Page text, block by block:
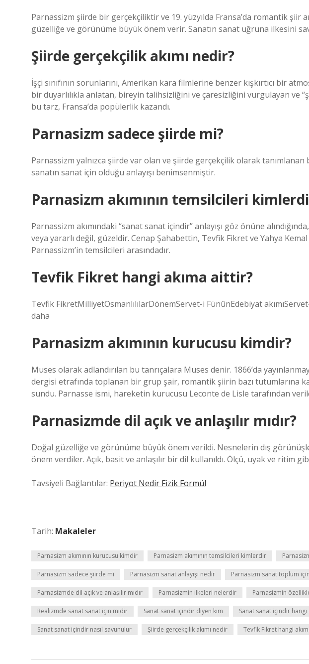
Parnassizm şiirde bir gerçekçiliktir ve 19. yüzyılda Fransa’da romantik şiir
güzelliğe ve görünüme büyük önem verir. Sanatın sanat uğruna ilkesini
Şiirde gerçekçilik akımı nedir?
İşçi sınıfının sorunlarını, Amerikan kara filmlerine benzer kışkırtıcı bir
bir duyarlılıkla anlatan, bireyin talihsizliğini ve çaresizliğini vurgulayan ve
bu tarz, Fransa’da popülerlik kazandı.
Parnasizm sadece şiirde mi?
Parnassizm yalnızca şiirde var olan ve şiirde gerçekçilik olarak
sanatın sanat için olduğu anlayışı benimsenmiştir.
Parnasizm akımının temsilcileri
Parnassizm akımındaki “sanat sanat içindir” anlayışı göz önüne
veya yararlı değil, güzeldir. Cenap Şahabettin, Tevfik Fikret ve Yahya
Parnassizm’in temsilcileri arasındadır.
Tevfik Fikret hangi akıma aittir?
Tevfik FikretMilliyetOsmanlılılarDönemServet-i FünûnEdebiyat
daha
Parnasizm akımının kurucusu kimdir?
Muses olarak adlandırılan bu tanrıçalara Muses denir. 1866’da
dergisi etrafında toplanan bir grup şair, romantik şiirin bazı tutumlarına
sundu. Parnasse ismi, hareketin kurucusu Leconte de Lisle tarafından
Parnasizmde dil açık ve anlaşılır mıdır?
Doğal güzelliğe ve görünüme büyük önem verildi. Nesnelerin dış
önem verdiler. Açık, basit ve anlaşılır bir dil kullanıldı. Ölçü, uyak ve ritim
Tavsiyeli Bağlantılar: Periyot Nedir Fizik Formül
Tarih: Makaleler
Parnasizm akımının kurucusu kimdir Parnasizm akımının temsilcileri kimlerdir
Parnasizm sadece şiirde mi Parnasizm sanat anlayışı nedir Parnasizm sanat toplum
Parnasizmde dil açık ve anlaşılır mıdır Parnasizmin ilkeleri nelerdir Parnasizmin
Realizmde sanat sanat için midir Sanat sanat içindir diyen kim Sanat sanat içindir hangi
Sanat sanat içindir nasıl savunulur Şiirde gerçekçilik akımı nedir Tevfik Fikret hangi